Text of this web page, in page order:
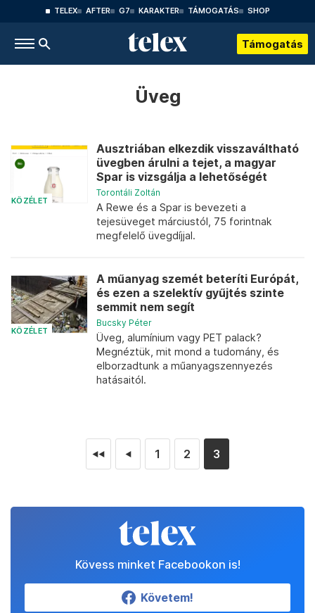
TELEX AFTER G7 KARAKTER TÁMOGATÁS SHOP
Támogatás
Üveg
KÖZÉLET
Ausztriában elkezdik visszaváltható
üvegben árulni a tejet, a magyar
Spar is vizsgálja a lehetőségét
Torontáli Zoltán
A Rewe és a Spar is bevezeti a
tejesüveget márciustól, 75 forintnak
megfelelő üvegdíjjal.
KÖZÉLET
A műanyag szemét beteríti Európát,
és ezen a szelektív gyűjtés szinte
semmit nem segít
Bucsky Péter
Üveg, alumínium vagy PET palack?
Megnéztük, mit mond a tudomány, és
elborzadtunk a műanyagszennyezés
hatásaitól.
◄◄ ◄ 1 2 3
Kövess minket Facebookon is!
Követem!